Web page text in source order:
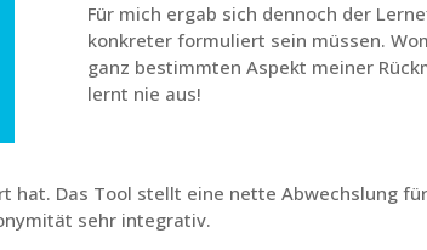
Für mich ergab sich dennoch der
konkreter formuliert sein müssen.
ganz bestimmten Aspekt meiner
lernt nie aus!
hat. Das Tool stellt eine nette Abwechslung
sehr integrativ.